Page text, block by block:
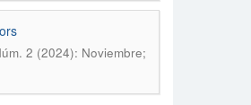
2 (2024): Noviembre;